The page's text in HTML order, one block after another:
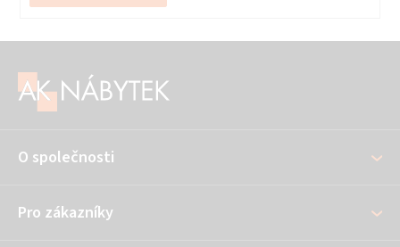
O společnosti
Pro zákazníky